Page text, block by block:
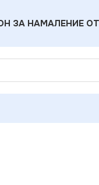
ЗА НАМАЛЕНИЕ